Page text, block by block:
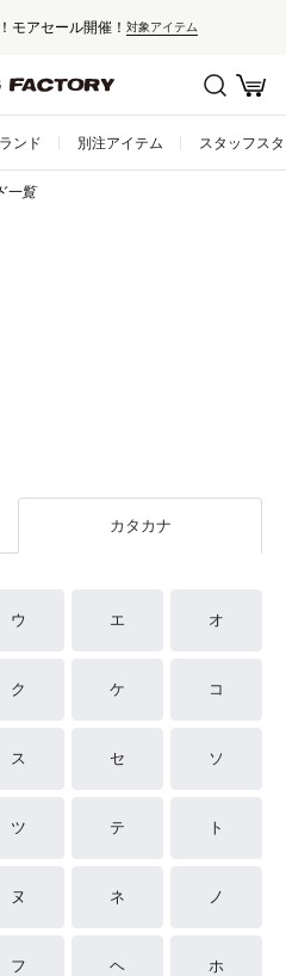
モアセール開催！ 対象アイテム
ンド 別注アイテム スタッフス
一覧
カタカナ
ウ エ オ
ク ケ コ
ス セ ソ
ツ テ ト
ヌ ネ ノ
フ ヘ ホ